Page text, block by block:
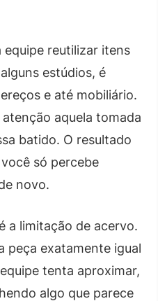
reutilizar itens
estúdios, é
e até mobiliário.
aquela tomada
batido. O resultado
só percebe
novo.
a limitação de acervo.
peça exatamente igual
tenta aproximar,
algo que parece